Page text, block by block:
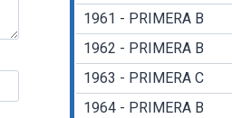
1961 - PRIMERA B
1962 - PRIMERA B
1963 - PRIMERA C
1964 - PRIMERA B